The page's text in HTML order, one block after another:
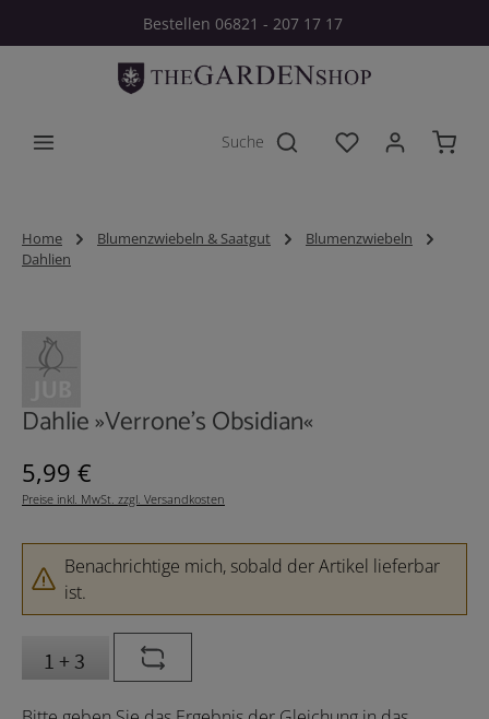
Zum Hauptinhalt springenBestellen 06821 - 207 17 17
Du hast 0
Home Blumenzwiebeln & Saatgut
Blumenzwiebeln
Dahlien
Dahlie »Verrone's Obsidian«
Regulärer Preis:
5,99 €
Preise inkl. MwSt. zzgl. Versandkosten
Benachrichtige mich, sobald der Artikel lieferbar
ist.